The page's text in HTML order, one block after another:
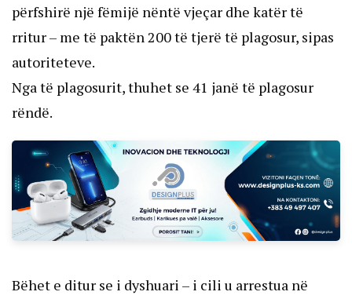
përfshirë një fëmijë nëntë vjeçar dhe katër të
rritur – me të paktën 200 të tjerë të plagosur, sipas
autoriteteve.
Nga të plagosurit, thuhet se 41 janë të plagosur
rëndë.
Bëhet e ditur se i dyshuari – i cili u arrestua në